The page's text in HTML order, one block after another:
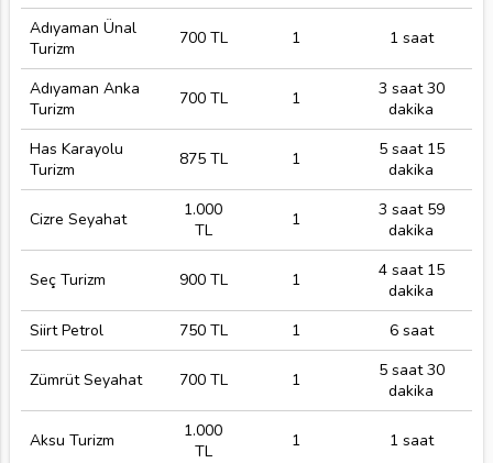
Adıyaman Ünal
Turizm
700 TL 1 1 saat
Adıyaman Anka
Turizm
700 TL 1
3 saat 30
dakika
Has Karayolu
Turizm
875 TL 1
5 saat 15
dakika
Cizre Seyahat
1.000
TL
1
3 saat 59
dakika
Seç Turizm 900 TL 1
4 saat 15
dakika
Siirt Petrol
750 TL 1 6 saat
Zümrüt Seyahat 700 TL 1
5 saat 30
dakika
Aksu Turizm
1.000
TL
1 1 saat